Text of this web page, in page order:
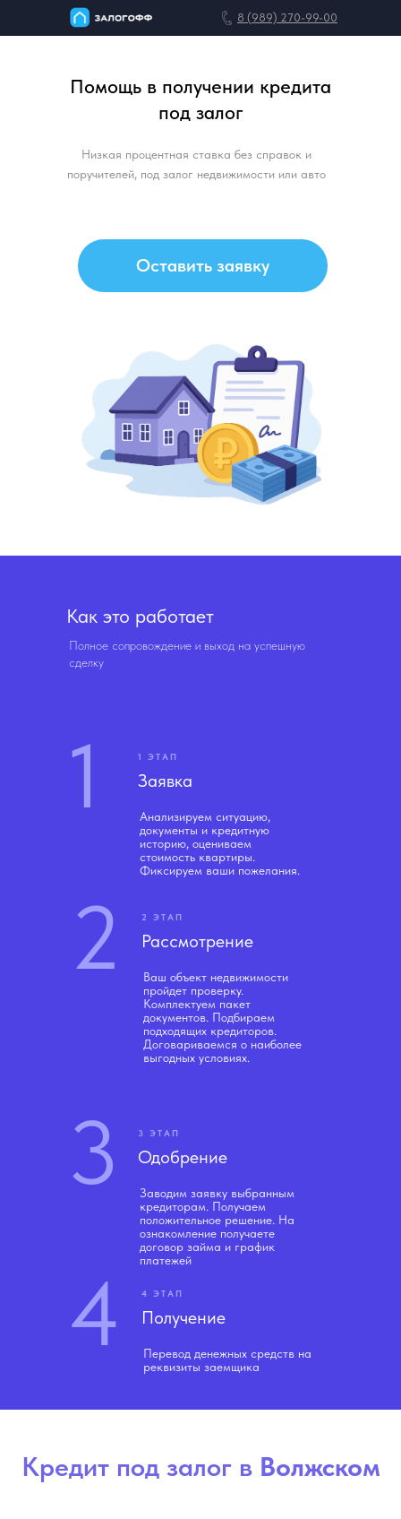
8 (989) 270-99-00
Помощь в получении кредита
под залог
Низкая процентная ставка без справок и
поручителей, под залог недвижимости или авто
Оставить заявку
Как это работает
Полное сопровождение и выход на успешную
сделку
1 1 ЭТАП
Заявка
Анализируем ситуацию,
документы и кредитную
историю, оцениваем
стоимость квартиры.
Фиксируем ваши пожелания.
2 2 ЭТАП
Рассмотрение
Ваш объект недвижимости
пройдет проверку.
Комплектуем пакет
документов. Подбираем
подходящих кредиторов.
Договариваемся о наиболее
выгодных условиях.
3 3 ЭТАП
Одобрение
Заводим заявку выбранным
кредиторам. Получаем
положительное решение. На
ознакомление получаете
договор займа и график
платежей
4 4 ЭТАП
Получение
Перевод денежных средств на
реквизиты заемщика
Кредит под залог в Волжском